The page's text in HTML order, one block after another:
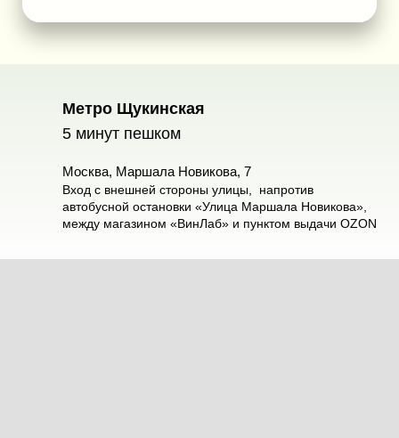
Метро Щукинская
5 минут пешком
Москва, Маршала Новикова, 7
Вход c внешней стороны улицы, напротив
автобусной остановки «Улица Маршала Новикова»,
между магазином «ВинЛаб» и пунктом выдачи OZON